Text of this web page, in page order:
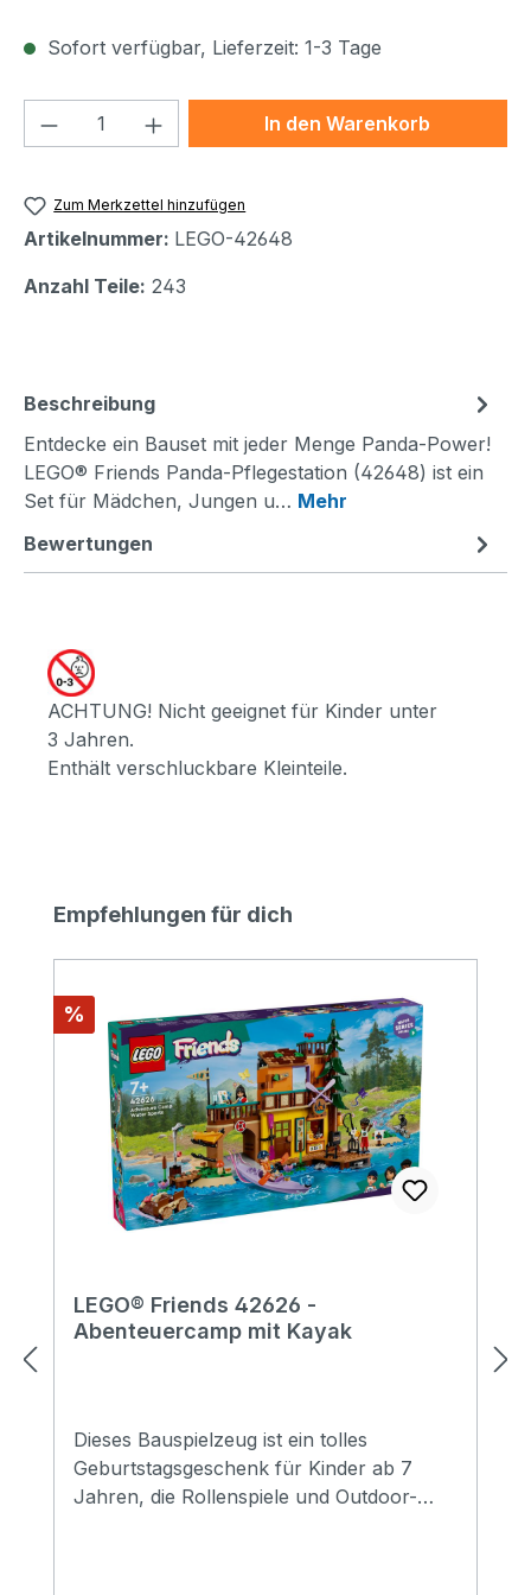
Sofort verfügbar, Lieferzeit: 1-3 Tage
Produkt Anzahl: Gib denIn den Warenkorb
Zum Merkzettel hinzufügen
Artikelnummer: LEGO-42648
Anzahl Teile: 243
Beschreibung
Entdecke ein Bauset mit jeder Menge Panda-Power!
LEGO® Friends Panda-Pflegestation (42648) ist ein
Set für Mädchen, Jungen u… Mehr
Bewertungen
ACHTUNG! Nicht geeignet für Kinder unter
3 Jahren.
Enthält verschluckbare Kleinteile.
Produktgalerie überspringen
Empfehlungen für dich
Rabatt
%
LEGO® Friends 42626 -
Abenteuercamp mit Kayak
Dieses Bauspielzeug ist ein tolles
Geburtstagsgeschenk für Kinder ab 7
Jahren, die Rollenspiele und Outdoor-